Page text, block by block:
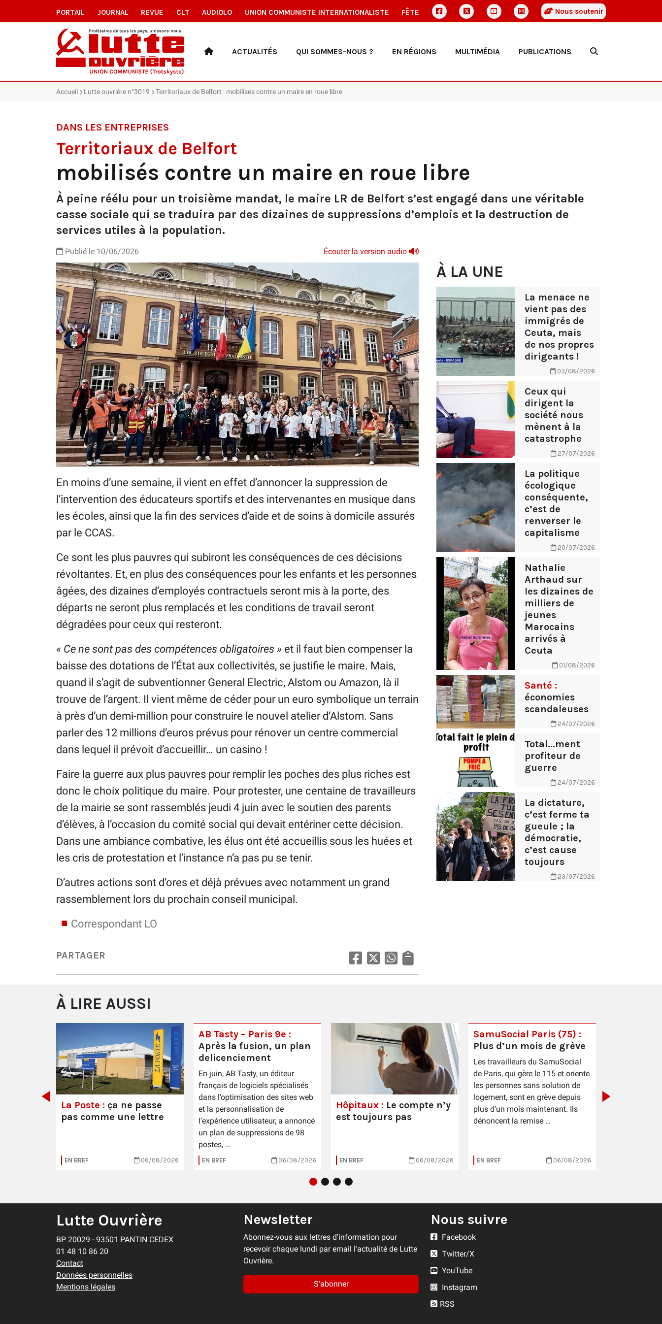
PORTAIL JOURNAL REVUE CLT AUDIOLO UNION COMMUNISTE INTERNATIONALISTE FÊTE Nous soutenir
ACTUALITÉS QUI SOMMES-NOUS ? EN RÉGIONS MULTIMÉDIA PUBLICATIONS
Accueil Lutte ouvrière n°3019 Territoriaux de Belfort : mobilisés contre un maire en roue libre
DANS LES ENTREPRISES
Territoriaux de Belfort
mobilisés contre un maire en roue libre
À peine réélu pour un troisième mandat, le maire LR de Belfort s’est engagé dans une véritable
casse sociale qui se traduira par des dizaines de suppressions d’emplois et la destruction de
services utiles à la population.
Publié le 10/06/2026 Écouter la version audio
En moins d’une semaine, il vient en effet d’annoncer la suppression de
l’intervention des éducateurs sportifs et des intervenantes en musique dans
les écoles, ainsi que la fin des services d’aide et de soins à domicile assurés
par le CCAS.
Ce sont les plus pauvres qui subiront les conséquences de ces décisions
révoltantes. Et, en plus des conséquences pour les enfants et les personnes
âgées, des dizaines d’employés contractuels seront mis à la porte, des
départs ne seront plus remplacés et les conditions de travail seront
dégradées pour ceux qui resteront.
« Ce ne sont pas des compétences obligatoires » et il faut bien compenser la
baisse des dotations de l’État aux collectivités, se justifie le maire. Mais,
quand il s’agit de subventionner General Electric, Alstom ou Amazon, là il
trouve de l’argent. Il vient même de céder pour un euro symbolique un terrain
à près d’un demi-million pour construire le nouvel atelier d’Alstom. Sans
parler des 12 millions d’euros prévus pour rénover un centre commercial
dans lequel il prévoit d’accueillir… un casino !
Faire la guerre aux plus pauvres pour remplir les poches des plus riches est
donc le choix politique du maire. Pour protester, une centaine de travailleurs
de la mairie se sont rassemblés jeudi 4 juin avec le soutien des parents
d’élèves, à l’occasion du comité social qui devait entériner cette décision.
Dans une ambiance combative, les élus ont été accueillis sous les huées et
les cris de protestation et l’instance n’a pas pu se tenir.
D’autres actions sont d’ores et déjà prévues avec notamment un grand
rassemblement lors du prochain conseil municipal.
Correspondant LO
PARTAGER
À LA UNE
La menace ne
vient pas des
immigrés de
Ceuta, mais
de nos propres
dirigeants !
03/08/2026
Ceux qui
dirigent la
société nous
mènent à la
catastrophe
27/07/2026
La politique
écologique
conséquente,
c’est de
renverser le
capitalisme
20/07/2026
Nathalie
Arthaud sur
les dizaines de
milliers de
jeunes
Marocains
arrivés à
Ceuta
01/08/2026
Santé :
économies
scandaleuses
24/07/2026
Total...ment
profiteur de
guerre
24/07/2026
La dictature,
c’est ferme ta
gueule ; la
démocratie,
c’est cause
toujours
23/07/2026
À LIRE AUSSI
La Poste : ça ne passe
pas comme une lettre
EN BREF 06/08/2026
AB Tasty – Paris 9e :
Après la fusion, un plan
delicenciement
En juin, AB Tasty, un éditeur
français de logiciels spécialisés
dans l’optimisation des sites web
et la personnalisation de
l’expérience utilisateur, a annoncé
un plan de suppressions de 98
postes, …
EN BREF 06/08/2026
Hôpitaux : Le compte n’y
est toujours pas
EN BREF 06/08/2026
SamuSocial Paris (75) :
Plus d’un mois de grève
Les travailleurs du SamuSocial
de Paris, qui gère le 115 et oriente
les personnes sans solution de
logement, sont en grève depuis
plus d’un mois maintenant. Ils
dénoncent la remise …
EN BREF 06/08/2026
Lutte Ouvrière
BP 20029 - 93501 PANTIN CEDEX
01 48 10 86 20
Contact
Données personnelles
Mentions légales
Newsletter
Abonnez-vous aux lettres d'information pour
recevoir chaque lundi par email l'actualité de Lutte
Ouvrière.
S'abonner
Nous suivre
Facebook
Twitter/X
YouTube
Instagram
RSS